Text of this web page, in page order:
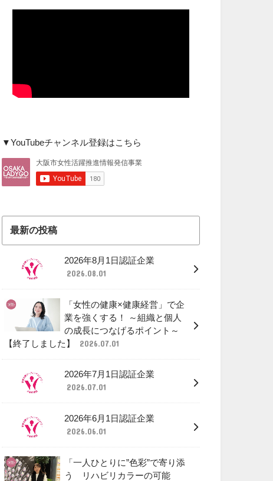
▼YouTubeチャンネル登録はこちら
最新の投稿
2026年8月1日認証企業
2026.08.01
「女性の健康×健康経営」で企
業を強くする！ ～組織と個人
の成長につなげるポイント～
【終了しました】
2026.07.01
2026年7月1日認証企業
2026.07.01
2026年6月1日認証企業
2026.06.01
「一人ひとりに”色彩”で寄り添
う リハビリカラーの可能